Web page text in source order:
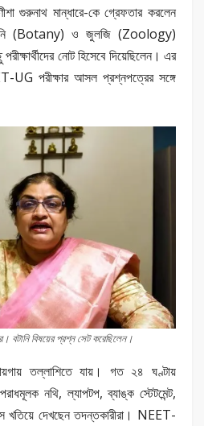
গুরুনাথ মান্ধারে-কে গ্রেফতার করলেন
(Botany) ও জুলজি (Zoology)
নোট হিসেবে দিয়েছিলেন। এর
UG পরীক্ষার আসল প্রশ্নপত্রের সঙ্গে
বটানি বিষয়ের প্রশ্ন সেট করেছিলেন।
তল্লাশিতে যায়। গত ২৪ ঘণ্টায়
নথি, ল্যাপটপ, ব্যাঙ্ক স্টেটমেন্ট,
খতিয়ে দেখছেন তদন্তকারীরা। NEET-